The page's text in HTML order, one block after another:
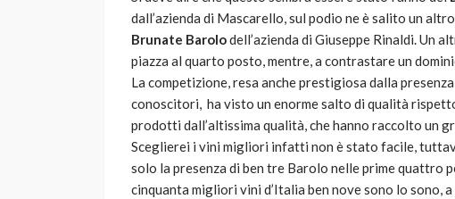
dall’azienda di Mascarello, sul podio ne è salito un
Brunate Barolodell’azienda di Giuseppe Rinaldi. Un
piazza al quarto posto, mentre, a contrastare un
La competizione, resa anche prestigiosa dalla
conoscitori, ha visto un enorme salto di qualità
prodotti dall’altissima qualità, che hanno raccolto un
Sceglierei i vini migliori infatti non è stato facile,
solo la presenza di ben tre Barolo nelle prime quattro
cinquanta migliori vini d’Italia ben nove sono lo sono,